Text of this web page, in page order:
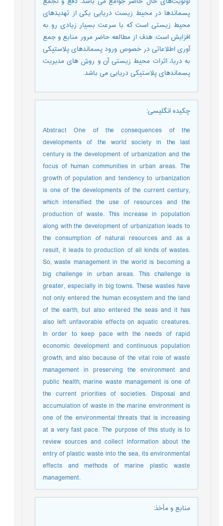
پسماندها در محیط زیست دریایی یکی از تهدیدهای
محیط زیستی است که با سرعت بسیار زیادی رو به
افزایش است. هدف از مطالعه حاضر مرور منابع و جمع
آوری اطلاعاتی در خصوص ورود پسماندهای پلاستیکی
به دریا، اثرات محیط زیستی آن و روش های مدیریت
پسماندهای پلاستیکی دریایی می باشد.
چکیده انگلیسی:
Abstract One of the consequences of the
developments of the world society in the last
century is the development of urbanization and the
focus of human communities in urban areas. The
growth of population and tendency to urbanization
is one of the developments of the current century,
which intensified the use of resources and the
production of waste. This increase in population
along with the development of urbanization leads to
the consumption of natural resources and as a
result, it leads to production of all kinds of wastes.
So, waste management in the world is becoming a
big challenge in urban areas. This challenge is
greater, especially in big towns. These wastes have
not only entered the human ecosystem and the land
of the earth, but also entered the seas and it has
also left unfavorable effects on aquatic creatures.
In order to keep pace with the needs of rapid
economic development and continuous population
growth, and also because of the vital role of waste
management in preserving the environment and
public health, marine waste management is one of
the current priorities of societies. Disposal and
accumulation of waste in the marine environment is
one of the environmental threats that is increasing
at a very fast pace. The purpose of this study is to
review sources and collect information about the
entry of plastic waste into the sea, its environmental
effects and methods of marine plastic waste
management.
منابع و مأخذ: